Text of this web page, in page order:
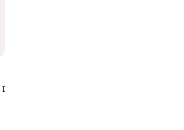
Disponibilidades